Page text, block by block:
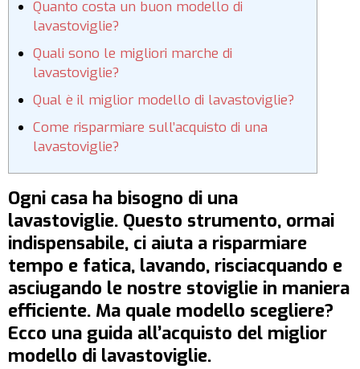
Quanto costa un buon modello di
lavastoviglie?
Quali sono le migliori marche di
lavastoviglie?
Qual è il miglior modello di lavastoviglie?
Come risparmiare sull’acquisto di una
lavastoviglie?
Ogni casa ha bisogno di una
lavastoviglie. Questo strumento, ormai
indispensabile, ci aiuta a risparmiare
tempo e fatica, lavando, risciacquando e
asciugando le nostre stoviglie in maniera
efficiente. Ma quale modello scegliere?
Ecco una guida all’acquisto del miglior
modello di lavastoviglie.